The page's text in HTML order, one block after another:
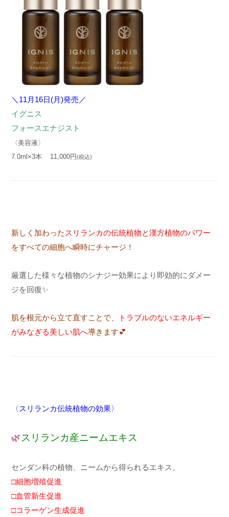
＼11月16日(月)発売／
イグニス
フォースエナジスト
〈美容液〉
7.0ml×3本 11,000円(税込)
新しく加わった スリランカの伝統植物と漢方植物のパワー
をすべての細胞へ瞬時にチャージ！
厳選した様々な植物のシナジー効果により即効的にダメー
ジを回復✨
肌を根元から立て直すことで、
トラブルのないエネルギー
がみなぎる美しい肌へ導きます💕
〈スリランカ伝統植物の効果〉
🌿スリランカ産ニームエキス
センダン科の植物、ニームから得られるエキス。
□細胞増殖促進
□血管新生促進
□コラーゲン生成促進